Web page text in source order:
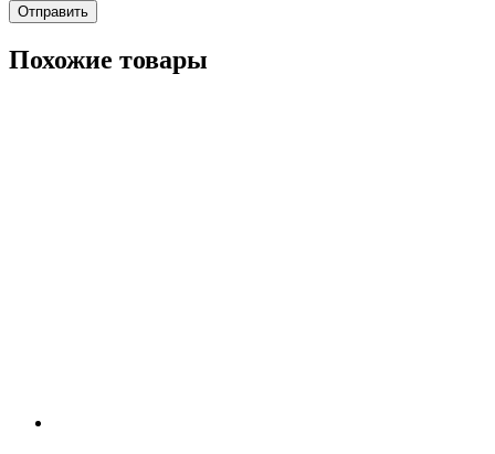
Похожие товары